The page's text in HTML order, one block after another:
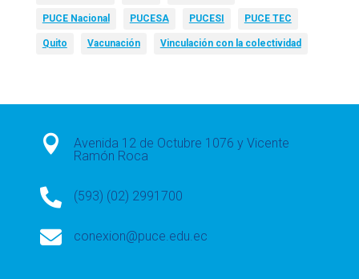
PUCE Nacional PUCESA PUCESI PUCE TEC
Quito Vacunación Vinculación con la colectividad

Avenida 12 de Octubre 1076 y Vicente
Ramón Roca
 (593) (02) 2991700
 conexion@puce.edu.ec